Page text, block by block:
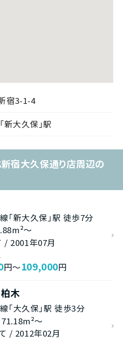
宿3-1-4
新大久保」駅
宿大久保通り店周辺の
「新大久保」駅 徒歩7分
～
/ 2001年07月
円～109,000円
木
「大久保」駅 徒歩3分
～
/ 2012年02月